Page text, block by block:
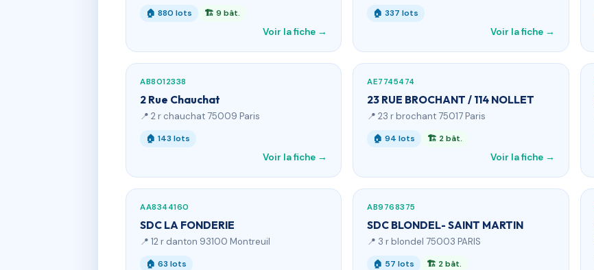
🏠 880 lots 🏗 9 bât.
Voir la fiche →
🏠 337 lots
Voir la fiche →
AB8012338
2 Rue Chauchat
📍 2 r chauchat 75009 Paris
🏠 143 lots
Voir la fiche →
AE7745474
23 RUE BROCHANT / 114 NOLLET
📍 23 r brochant 75017 Paris
🏠 94 lots 🏗 2 bât.
Voir la fiche →
AA8344160
SDC LA FONDERIE
📍 12 r danton 93100 Montreuil
🏠 63 lots
AB9768375
SDC BLONDEL- SAINT MARTIN
📍 3 r blondel 75003 PARIS
🏠 57 lots 🏗 2 bât.